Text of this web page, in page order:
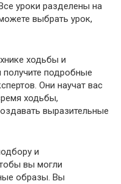
уроки разделены на
выбрать урок,
ходьбы и
подробные
Они научат вас
ходьбы,
выразительные
и
вы могли
образы. Вы